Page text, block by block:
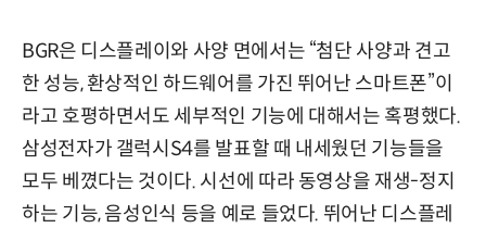
BGR은 디스플레이와 사양 면에서는 “첨단 사양과 견고
한 성능, 환상적인 하드웨어를 가진 뛰어난 스마트폰”이
라고 호평하면서도 세부적인 기능에 대해서는 혹평했다.
삼성전자가 갤럭시S4를 발표할 때 내세웠던 기능들을
모두 베꼈다는 것이다. 시선에 따라 동영상을 재생-정지
하는 기능, 음성인식 등을 예로 들었다. 뛰어난 디스플레